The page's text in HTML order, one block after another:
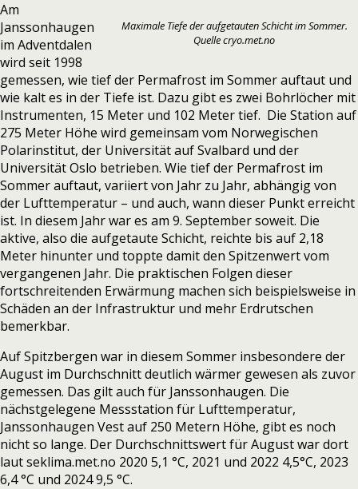
Maximale Tiefe der aufgetauten Schicht im Sommer.
Quellecryo.met.no
Am
Janssonhaugen
im Adventdalen
wird seit 1998
gemessen, wie tief der Permafrost im Sommer auftaut und
wie kalt es in der Tiefe ist. Dazu gibt es zwei Bohrlöcher mit
Instrumenten, 15 Meter und 102 Meter tief. Die Station auf
275 Meter Höhe wird gemeinsam vom Norwegischen
Polarinstitut, der Universität auf Svalbard und der
Universität Oslo betrieben. Wie tief der Permafrost im
Sommer auftaut, variiert von Jahr zu Jahr, abhängig von
der Lufttemperatur – und auch, wann dieser Punkt erreicht
ist. In diesem Jahr war es am 9. September soweit. Die
aktive, also die aufgetaute Schicht, reichte bis auf 2,18
Meter hinunter und toppte damit den Spitzenwert vom
vergangenen Jahr. Die praktischen Folgen dieser
fortschreitenden Erwärmung machen sich beispielsweise in
Schäden an der Infrastruktur und mehr Erdrutschen
bemerkbar.
Auf Spitzbergen war in diesem Sommer insbesondere der
August im Durchschnitt deutlich wärmer gewesen als zuvor
gemessen. Das gilt auch für Janssonhaugen. Die
nächstgelegene Messstation für Lufttemperatur,
Janssonhaugen Vest auf 250 Metern Höhe, gibt es noch
nicht so lange. Der Durchschnittswert für August war dort
lautseklima.met.no 2020 5,1 °C, 2021 und 2022 4,5°C, 2023
6,4 °C und 2024 9,5 °C.